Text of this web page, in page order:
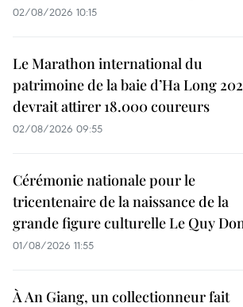
02/08/2026 10:15
Le Marathon international du
patrimoine de la baie d’Ha Long
devrait attirer 18.000 coureurs
02/08/2026 09:55
Cérémonie nationale pour le
tricentenaire de la naissance de la
grande figure culturelle Le Quy
01/08/2026 11:55
À An Giang, un collectionneur fait